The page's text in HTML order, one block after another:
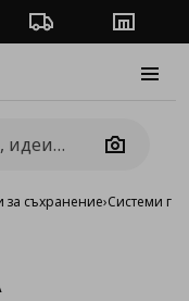
Проследяване на
Camera
за съхранение›Системи